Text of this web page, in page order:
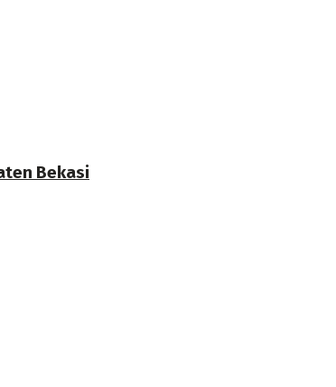
Bekasi